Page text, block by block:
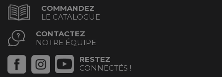
COMMANDEZ
LE CATALOGUE
CONTACTEZ
NOTRE ÉQUIPE
RESTEZ
CONNECTÉS !